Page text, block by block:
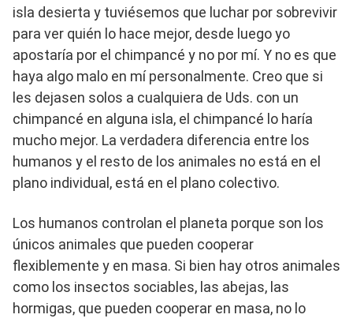
isla desierta y tuviésemos que luchar por sobrevivir
para ver quién lo hace mejor, desde luego yo
apostaría por el chimpancé y no por mí. Y no es que
haya algo malo en mí personalmente. Creo que si
les dejasen solos a cualquiera de Uds. con un
chimpancé en alguna isla, el chimpancé lo haría
mucho mejor. La verdadera diferencia entre los
humanos y el resto de los animales no está en el
plano individual, está en el plano colectivo.
Los humanos controlan el planeta porque son los
únicos animales que pueden cooperar
flexiblemente y en masa. Si bien hay otros animales
como los insectos sociables, las abejas, las
hormigas, que pueden cooperar en masa, no lo